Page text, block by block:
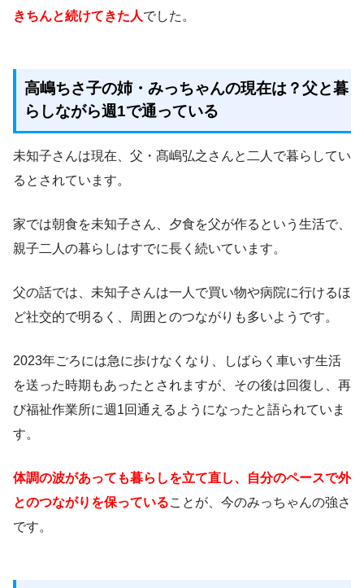
きちんと続けてきた人でした。
高嶋ちさ子の姉・みっちゃんの現在は？父と暮
らしながら週1で通っている
未知子さんは現在、父・髙嶋弘之さんと二人で暮らしてい
るとされています。
家では朝食を未知子さん、夕食を父が作るという生活で、
親子二人の暮らしはすでに長く続いています。
父の話では、未知子さんは一人で買い物や病院に行けるほ
ど社交的で明るく、周囲とのつながりも多いようです。
2023年ごろには急に歩けなくなり、しばらく車いす生活
を送った時期もあったとされますが、その後は回復し、再
び福祉作業所に週1回通えるようになったと語られていま
す。
体調の波があっても暮らしを立て直し、自分のペースで外
とのつながりを保っていることが、今のみっちゃんの強さ
です。